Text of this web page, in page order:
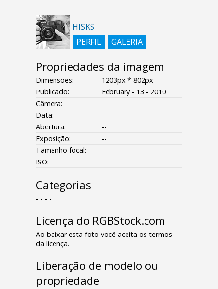
HISKS
PERFIL
GALERIA
Propriedades da imagem
Dimensões:
1203px * 802px
Publicado:
February - 13 - 2010
Câmera:
Data:
--
Abertura:
--
Exposição:
--
Tamanho focal:
ISO:
--
Categorias
- - - -
Licença do RGBStock.com
Ao baixar esta foto você aceita os termos
da licença.
Liberação de modelo ou
propriedade